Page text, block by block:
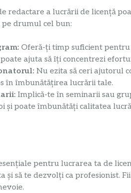
redactare a lucrării de licență
drumul cel bun:
Oferă-ți timp suficient pentru
ajuta să îți concentrezi
Nu ezita să ceri ajutorul
în îmbunătățirea lucrării tale.
Implică-te în seminarii sau
și poate îmbunătăți calitatea
pentru lucrarea ta de
și să te dezvolți ca profesionist.